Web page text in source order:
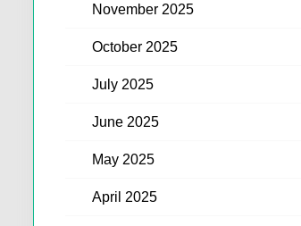
November 2025
October 2025
July 2025
June 2025
May 2025
April 2025